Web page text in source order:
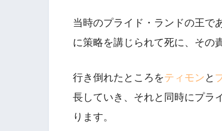
当時のプライド・ランドの王で
に策略を講じられて死に、その
行き倒れたところをティモン と
長していき、それと同時にプラ
ります。